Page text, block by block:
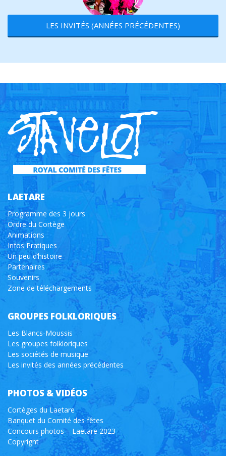
LES INVITÉS (ANNÉES PRÉCÉDENTES)
LAETARE
Programme des 3 jours
Ordre du Cortège
Animations
Infos Pratiques
Un peu d’histoire
Partenaires
Souvenirs
Zone de téléchargements
GROUPES FOLKLORIQUES
Les Blancs-Moussis
Les groupes folkloriques
Les sociétés de musique
Les invités des années précédentes
PHOTOS & VIDÉOS
Cortèges du Laetare
Banquet du Comité des fêtes
Concours photos – Laetare 2023
Copyright